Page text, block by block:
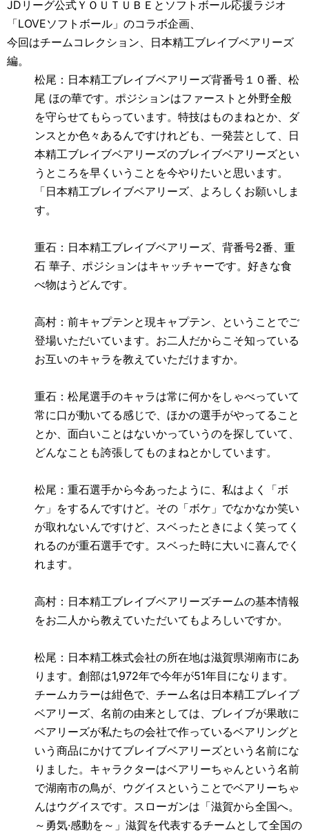
JD リーグ公式ＹＯＵＴＵＢＥとソフトボール応援ラジオ
「LOVEソフトボール」のコラボ企画、
今回はチームコレクション、日本精工ブレイブベアリーズ
編。
松尾：日本精工ブレイブベアリーズ背番号１０番、松
尾 ほの華です。ポジションはファーストと外野全般
を守らせてもらっています。特技はものまねとか、ダ
ンスとか色々あるんですけれども、一発芸として、日
本精工ブレイブベアリーズのブレイブベアリーズとい
うところを早くいうことを今やりたいと思います。
「日本精工ブレイブベアリーズ、よろしくお願いしま
す。
重石：日本精工ブレイブベアリーズ、背番号2番、重
石 華子、ポジションはキャッチャーです。好きな食
べ物はうどんです。
高村：前キャプテンと現キャプテン、ということでご
登場いただいています。お二人だからこそ知っている
お互いのキャラを教えていただけますか。
重石：松尾選手のキャラは常に何かをしゃべっていて
常に口が動いてる感じで、ほかの選手がやってること
とか、面白いことはないかっていうのを探していて、
どんなことも誇張してものまねとかしています。
松尾：重石選手から今あったように、私はよく「ボ
ケ」をするんですけど。その「ボケ」でなかなか笑い
が取れないんですけど、スベったときによく笑ってく
れるのが重石選手です。スベった時に大いに喜んでく
れます。
高村：日本精工ブレイブベアリーズチームの基本情報
をお二人から教えていただいてもよろしいですか。
松尾：日本精工株式会社の所在地は滋賀県湖南市にあ
ります。創部は1,972年で今年が51年目になります。
チームカラーは紺色で、チーム名は日本精工ブレイブ
ベアリーズ、名前の由来としては、ブレイブが果敢に
ベアリーズが私たちの会社で作っているベアリングと
いう商品にかけてブレイブベアリーズという名前にな
りました。キャラクターはベアリーちゃんという名前
で湖南市の鳥が、ウグイスということでベアリーちゃ
んはウグイスです。スローガンは「滋賀から全国へ。
～勇気·感動を～」滋賀を代表するチームとして全国の